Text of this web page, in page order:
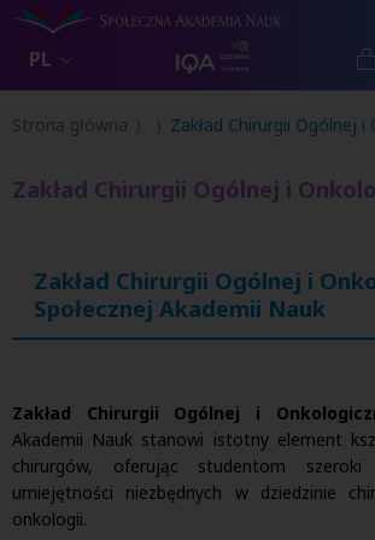
PL
Strona główna Zakład Chirurgii Ogólnej i
Zakład Chirurgii Ogólnej i
Zakład Chirurgii Ogólnej i
Społecznej Akademii Nauk
Zakład Chirurgii Ogólnej i
Akademii Nauk stanowi istotny element
chirurgów, oferując studentom
umiejętności niezbędnych w dziedzinie
onkologii.